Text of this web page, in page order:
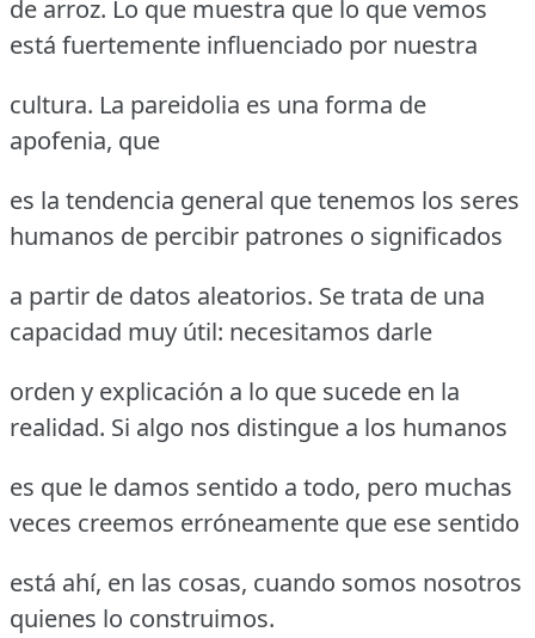
de arroz. Lo que muestra que lo que vemos
está fuertemente influenciado por nuestra
cultura. La pareidolia es una forma de
apofenia, que
es la tendencia general que tenemos los seres
humanos de percibir patrones o significados
a partir de datos aleatorios. Se trata de una
capacidad muy útil: necesitamos darle
orden y explicación a lo que sucede en la
realidad. Si algo nos distingue a los humanos
es que le damos sentido a todo, pero muchas
veces creemos erróneamente que ese sentido
está ahí, en las cosas, cuando somos nosotros
quienes lo construimos.